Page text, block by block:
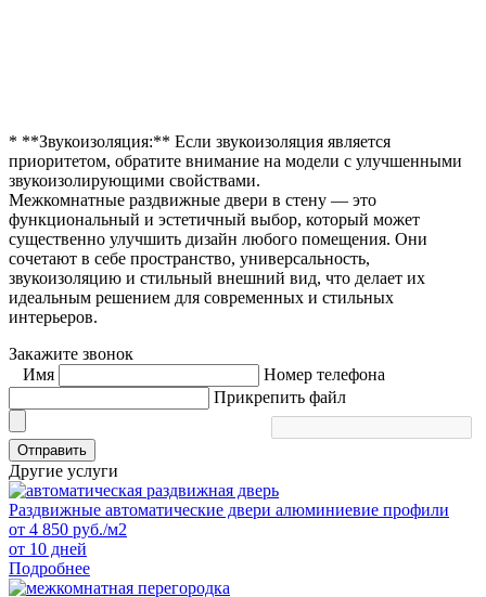
* **Звукоизоляция:** Если звукоизоляция является
приоритетом, обратите внимание на модели с улучшенными
звукоизолирующими свойствами.
Межкомнатные раздвижные двери в стену — это
функциональный и эстетичный выбор, который может
существенно улучшить дизайн любого помещения. Они
сочетают в себе пространство, универсальность,
звукоизоляцию и стильный внешний вид, что делает их
идеальным решением для современных и стильных
интерьеров.
Закажите звонок
Имя
Номер телефона
Прикрепить файл
Отправить
Другие услуги
Раздвижные автоматические двери алюминиевие профили
от 4 850 руб./м2
от 10 дней
Подробнее